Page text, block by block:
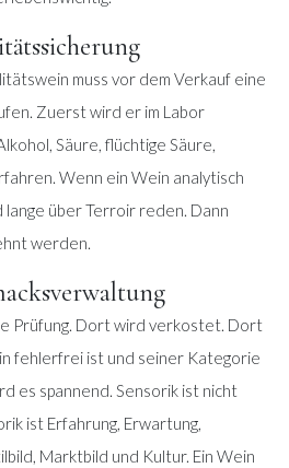
muss vor dem Verkauf eine
Zuerst wird er im Labor
Säure, flüchtige Säure,
Wenn ein Wein analytisch
lange über Terroir reden. Dann
werden.
Prüfung. Dort wird verkostet. Dort
fehlerfrei ist und seiner Kategorie
es spannend. Sensorik ist nicht
ist Erfahrung, Erwartung,
Marktbild und Kultur. Ein Wein